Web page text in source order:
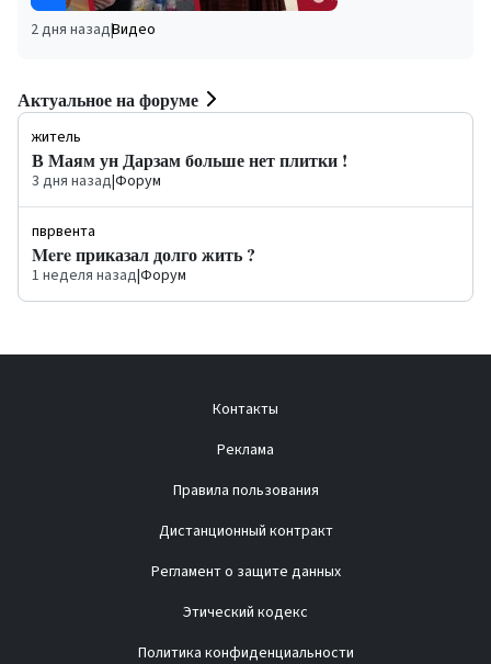
2 дня назад|Видео
Актуальное на форуме
житель
В Маям ун Дарзам больше нет плитки !
3 дня назад|Форум
пврвента
Mere приказал долго жить ?
1 неделя назад|Форум
Контакты
Реклама
Правила пользования
Дистанционный контракт
Регламент о защите данных
Этический кодекс
Политика конфиденциальности